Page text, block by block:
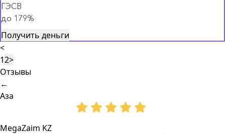
ГЭСВ
до 179%
Получить деньги
<
12>
Отзывы
←
Аза
MegaZaim KZ